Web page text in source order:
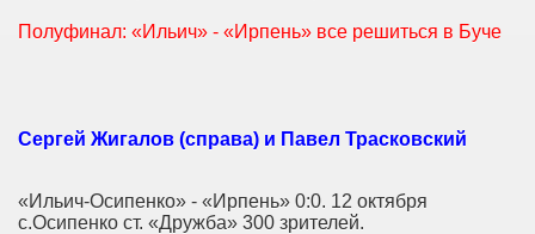
Полуфинал: «Ильич» - «Ирпень» все решиться в Буче
Сергей Жигалов (справа) и Павел Трасковский
«Ильич-Осипенко» - «Ирпень» 0:0. 12 октября
с.Осипенко ст. «Дружба» 300 зрителей.